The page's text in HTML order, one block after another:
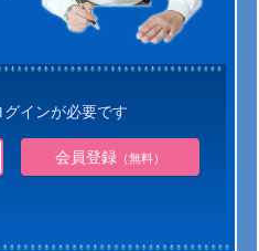
インが必要です
会員登録（無料）